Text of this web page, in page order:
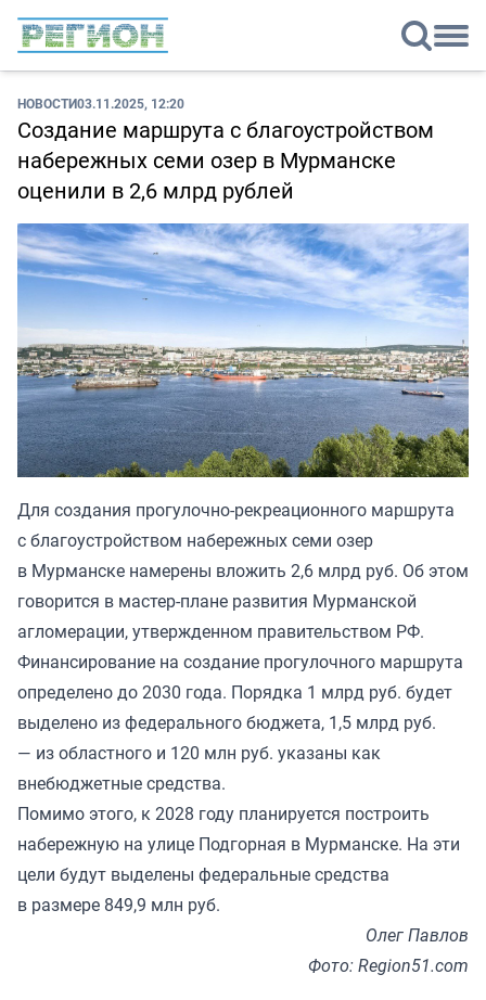
НОВОСТИ03.11.2025, 12:20
Создание маршрута с благоустройством
набережных семи озер в Мурманске
оценили в 2,6 млрд рублей
Для создания прогулочно-рекреационного маршрута
с благоустройством набережных семи озер
в Мурманске намерены вложить 2,6 млрд руб. Об этом
говорится в мастер-плане развития Мурманской
агломерации, утвержденном правительством РФ.
Финансирование на создание прогулочного маршрута
определено до 2030 года. Порядка 1 млрд руб. будет
выделено из федерального бюджета, 1,5 млрд руб.
— из областного и 120 млн руб. указаны как
внебюджетные средства.
Помимо этого, к 2028 году планируется построить
набережную на улице Подгорная в Мурманске. На эти
цели будут выделены федеральные средства
в размере 849,9 млн руб.
Олег Павлов
Фото: Region51.com